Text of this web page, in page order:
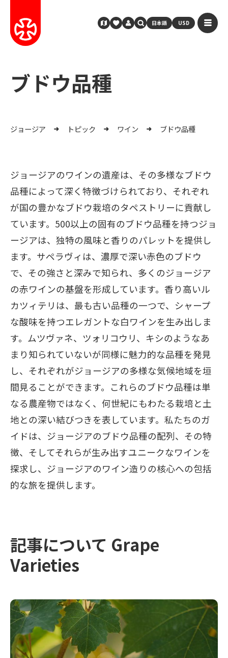
日本語 USD
ブドウ品種
ジョージア トピック ワイン ブドウ品種
ジョージアのワインの遺産は、その多様なブドウ
品種によって深く特徴づけられており、それぞれ
が国の豊かなブドウ栽培のタペストリーに貢献し
ています。500以上の固有のブドウ品種を持つジョ
ージアは、独特の風味と香りのパレットを提供し
ます。サペラヴィは、濃厚で深い赤色のブドウ
で、その強さと深みで知られ、多くのジョージア
の赤ワインの基盤を形成しています。香り高いル
カツィテリは、最も古い品種の一つで、シャープ
な酸味を持つエレガントな白ワインを生み出しま
す。ムツヴァネ、ツォリコウリ、キシのようなあ
まり知られていないが同様に魅力的な品種を発見
し、それぞれがジョージアの多様な気候地域を垣
間見ることができます。これらのブドウ品種は単
なる農産物ではなく、何世紀にもわたる栽培と土
地との深い結びつきを表しています。私たちのガ
イドは、ジョージアのブドウ品種の配列、その特
徴、そしてそれらが生み出すユニークなワインを
探求し、ジョージアのワイン造りの核心への包括
的な旅を提供します。
記事について Grape
Varieties